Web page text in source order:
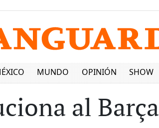
MUNDO OPINIÓN SHOW
al Barça